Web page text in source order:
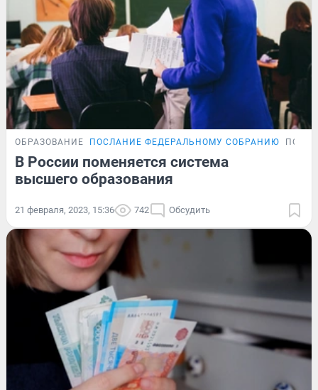
ОБРАЗОВАНИЕ ПОСЛАНИЕ ФЕДЕРАЛЬНОМУ СОБРАНИЮ
В России поменяется система
высшего образования
21 февраля, 2023, 15:36 742 Обсудить